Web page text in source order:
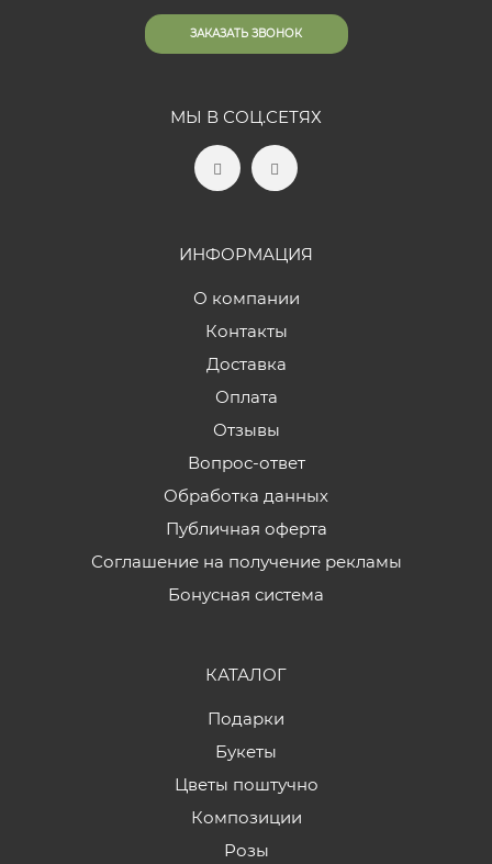
ЗАКАЗАТЬ ЗВОНОК
МЫ В СОЦ.СЕТЯХ
ИНФОРМАЦИЯ
О компании
Контакты
Доставка
Оплата
Отзывы
Вопрос-ответ
Обработка данных
Публичная оферта
Соглашение на получение рекламы
Бонусная система
КАТАЛОГ
Подарки
Букеты
Цветы поштучно
Композиции
Розы